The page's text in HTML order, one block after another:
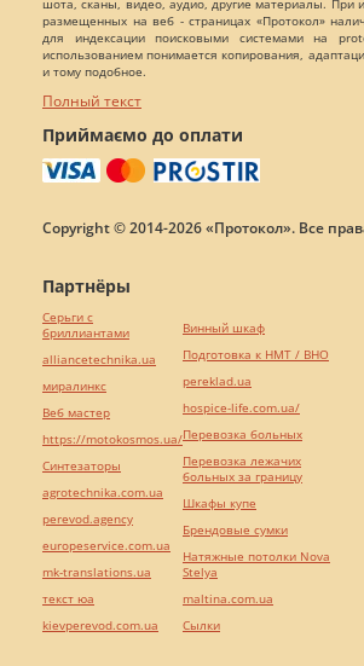
шота, сканы, видео, аудио, другие материалы. При
размещенных на веб - страницах «Протокол»
для индексации поисковыми системами на
использованием понимается копирования,
и тому подобное.
Полный текст
Приймаємо до оплати
Copyright © 2014-2026 «Протокол». Все
Партнёры
Серьги с
бриллиантами
alliancetechnika.ua
миралинкс
Веб мастер
https://motokosmos.ua/
Синтезаторы
agrotechnika.com.ua
perevod.agency
europeservice.com.ua
mk-translations.ua
текст юа
kievperevod.com.ua
Винный шкаф
Подготовка к НМТ / ВНО
pereklad.ua
hospice-life.com.ua/
Перевозка больных
Перевозка лежачих
больных за границу
Шкафы купе
Брендовые сумки
Натяжные потолки Nova
Stelya
maltina.com.ua
Cылки